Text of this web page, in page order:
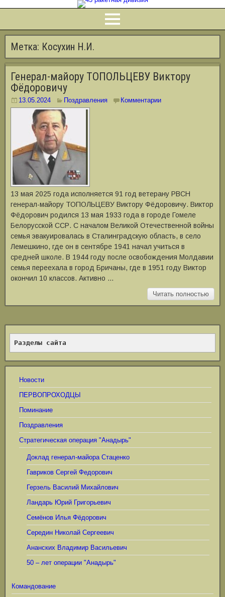
Метка: Косухин Н.И.
Генерал-майору ТОПОЛЬЦЕВУ Виктору
Фёдоровичу
13.05.2024 Поздравления Комментарии
13 мая 2025 года исполняется 91 год ветерану РВСН
генерал-майору ТОПОЛЬЦЕВУ Виктору Фёдоровичу. Виктор
Фёдорович родился 13 мая 1933 года в городе Гомеле
Белорусской ССР. С началом Великой Отечественной войны
семья эвакуировалась в Сталинградскую область, в село
Лемешкино, где он в сентябре 1941 начал учиться в
средней школе. В 1944 году после освобождения Молдавии
семья переехала в город Бричаны, где в 1951 году Виктор
окончил 10 классов. Активно …
Читать полностью
Разделы сайта
Новости
ПЕРВОПРОХОДЦЫ
Поминание
Поздравления
Стратегическая операция "Анадырь"
Доклад генерал-майора Стаценко
Гавриков Сергей Федорович
Герзель Василий Михайлович
Ландарь Юрий Григорьевич
Семёнов Илья Фёдорович
Середин Николай Сергеевич
Ананских Владимир Васильевич
50 – лет операции "Анадырь"
Командование